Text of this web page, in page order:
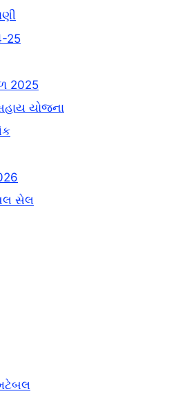
25
2025
યોજના
સેલ